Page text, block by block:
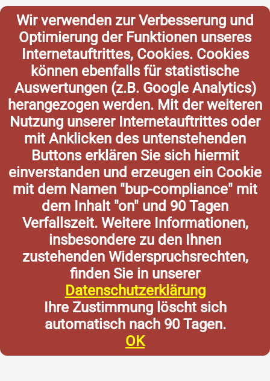
Wir verwenden zur Verbesserung und
Optimierung der Funktionen unseres
Internetauftrittes, Cookies. Cookies
können ebenfalls für statistische
Auswertungen (z.B. Google Analytics)
herangezogen werden. Mit der weiteren
Nutzung unserer Internetauftrittes oder
mit Anklicken des untenstehenden
Buttons erklären Sie sich hiermit
einverstanden und erzeugen ein Cookie
mit dem Namen "bup-compliance" mit
dem Inhalt "on" und 90 Tagen
Verfallszeit. Weitere Informationen,
insbesondere zu den Ihnen
zustehenden Widerspruchsrechten,
finden Sie in unserer
Datenschutzerklärung
Ihre Zustimmung löscht sich
automatisch nach 90 Tagen.
OK